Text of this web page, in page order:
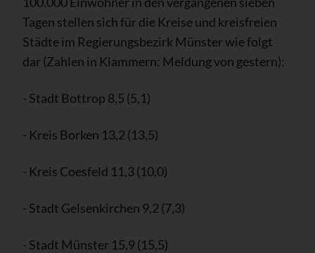
Tagen stellen sich für die Kreise und kreisfreien
Städte im Regierungsbezirk Münster wie folgt
dar (Zahlen in Klammern: Meldung von gestern):
- Stadt Bottrop 8,5 (5,1)
- Kreis Borken 13,2 (13,5)
- Kreis Coesfeld 11,3 (10,0)
- Stadt Gelsenkirchen 9,2 (7,3)
- Stadt Münster 15,9 (15,5)